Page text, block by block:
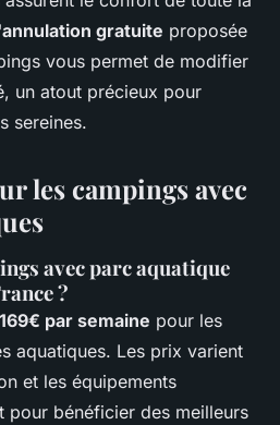
gratuite proposée
vous permet de modifier
un atout précieux pour
sereines.
les campings avec
avec parc aquatique
?
169€ par semaine pour les
aquatiques. Les prix varient
et les équipements
pour bénéficier des meilleurs